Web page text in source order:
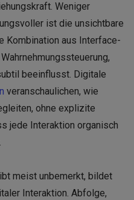
Weniger
ist die unsichtbare
Kombination aus Interface-
beeinflusst. Digitale
veranschaulichen, wie
ohne explizite
jede Interaktion organisch
meist unbemerkt, bildet
Interaktion. Abfolge,